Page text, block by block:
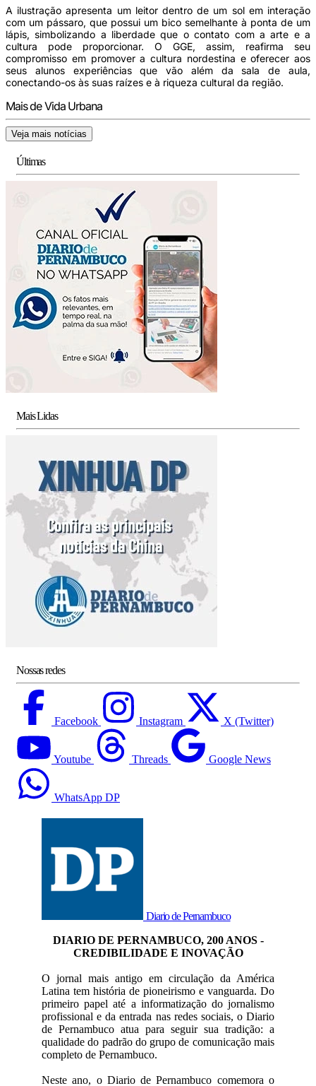
A ilustração apresenta um leitor dentro de um sol em interação
com um pássaro, que possui um bico semelhante à ponta de um
lápis, simbolizando a liberdade que o contato com a arte e a
cultura pode proporcionar. O GGE, assim, reafirma seu
compromisso em promover a cultura nordestina e oferecer aos
seus alunos experiências que vão além da sala de aula,
conectando-os às suas raízes e à riqueza cultural da região.
Mais de Vida Urbana
Veja mais notícias
Últimas
Mais Lidas
Nossas redes
Facebook Instagram X (Twitter)
Youtube Threads Google News
WhatsApp DP
Diario de Pernambuco
DIARIO DE PERNAMBUCO, 200 ANOS -
CREDIBILIDADE E INOVAÇÃO
O jornal mais antigo em circulação da América
Latina tem história de pioneirismo e vanguarda. Do
primeiro papel até a informatização do jornalismo
profissional e da entrada nas redes sociais, o Diario
de Pernambuco atua para seguir sua tradição: a
qualidade do padrão do grupo de comunicação mais
completo de Pernambuco.
Neste ano, o Diario de Pernambuco comemora o